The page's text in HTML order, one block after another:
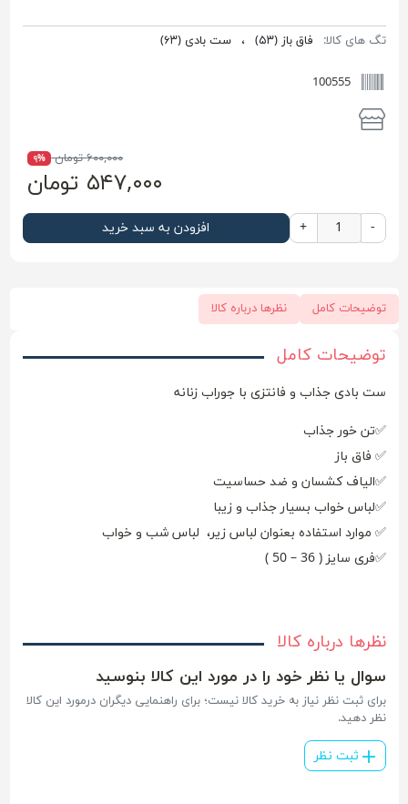
تگ های کالا: فاق باز(۵۳) ، ست بادی(۶۳)
100555
۶۰۰,۰۰۰ تومان ۹%
۵۴۷,۰۰۰ تومان
-
+ افزودن به سبد خرید
توضیحات کامل نظرها درباره کالا
توضیحات کامل
ست بادی جذاب و فانتزی با جوراب زنانه
✅تن خور جذاب
✅ فاق باز
✅الیاف کشسان و ضد حساسیت
✅لباس خواب بسیار جذاب و زیبا
✅ موارد استفاده بعنوان لباس زیر، لباس شب و خواب
✅فری سایز ( 36 – 50 )
نظرها درباره کالا
سوال یا نظر خود را در مورد این کالا بنوسید
برای ثبت نظر نیاز به خرید کالا نیست؛ برای راهنمایی دیگران درمورد این کالا
نظر دهید.
ثبت نظر